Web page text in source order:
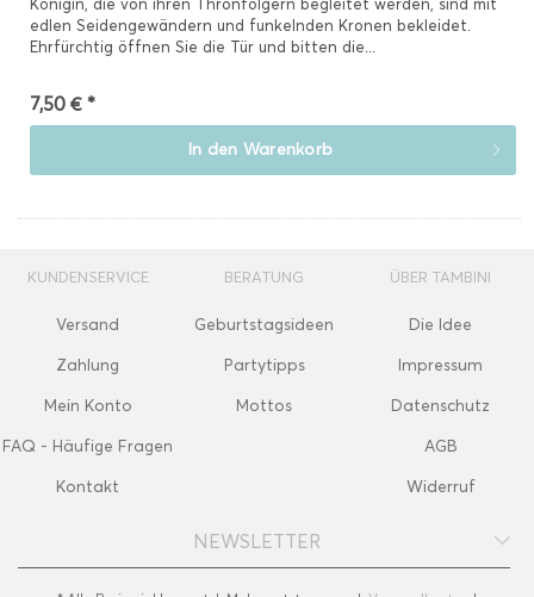
edlen Seidengewändern und funkelnden Kronen bekleidet.
Ehrfürchtig öffnen Sie die Tür und bitten die...
7,50 € *
In den Warenkorb
KUNDENSERVICE
Versand
Zahlung
Mein Konto
FAQ - Häufige Fragen
Kontakt
BERATUNG
Geburtstagsideen
Partytipps
Mottos
ÜBER TAMBINI
Die Idee
Impressum
Datenschutz
AGB
Widerruf
NEWSLETTER